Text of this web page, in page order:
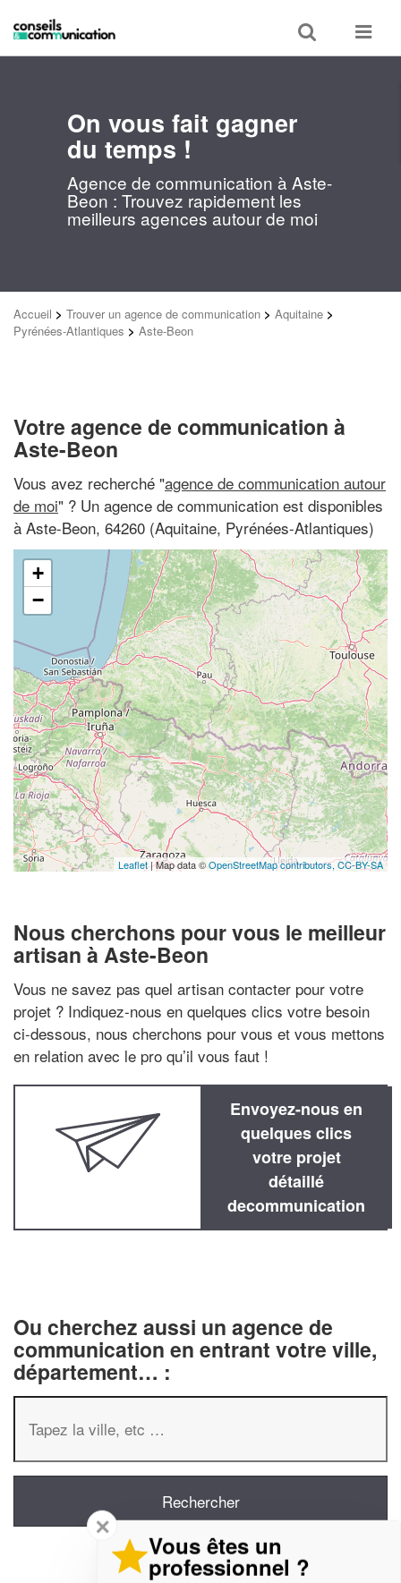
Toggle
search
Toggle
On vous fait gagner
du temps !
Agence de communication à Aste-
Beon : Trouvez rapidement les
meilleurs agences autour de moi
Accueil > Trouver un agence de communication > Aquitaine >
Pyrénées-Atlantiques > Aste-Beon
Votre agence de communication à
Aste-Beon
Vous avez recherché "agence de communication autour
de moi" ? Un agence de communication est disponibles
à Aste-Beon, 64260 (Aquitaine, Pyrénées-Atlantiques)
+
−
Leaflet| Map data ©OpenStreetMap contributors,CC-BY-SA
Nous cherchons pour vous le meilleur
artisan à Aste-Beon
Vous ne savez pas quel artisan contacter pour votre
projet ? Indiquez-nous en quelques clics votre besoin
ci-dessous, nous cherchons pour vous et vous mettons
en relation avec le pro qu’il vous faut !
Envoyez-nous en
quelques clics
votre projet
détaillé
decommunication
Ou cherchez aussi un agence de
communication en entrant votre ville,
département… :
✕
Vous êtes un
professionnel ?